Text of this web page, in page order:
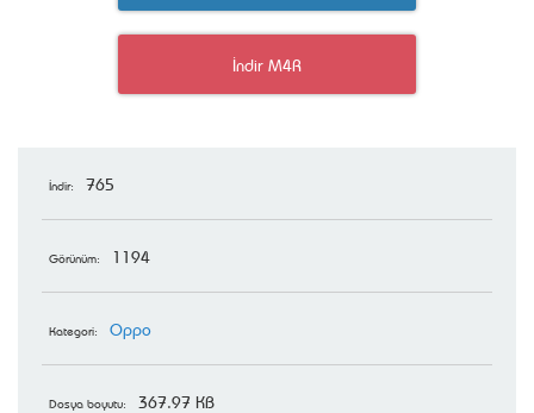
İndir M4R
İndir: 765
Görünüm: 1194
Kategori: Oppo
Dosya boyutu: 367.97 KB